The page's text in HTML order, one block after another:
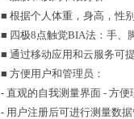
■ 根据个人体重，身高，性
■ 四极8点触觉BIA法：手、
■ 通过移动应用和云服务可
■ 方便用户和管理员：
- 直观的自我测量界面 - 方
- 用户注册后可进行测量数